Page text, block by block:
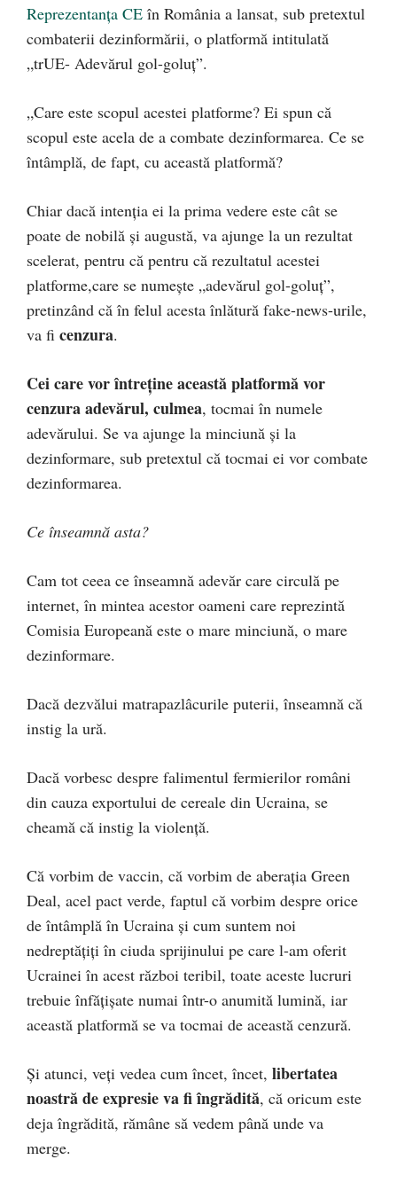
Reprezentanța CE în România a lansat, sub pretextul
combaterii dezinformării, o platformă intitulată
„trUE- Adevărul gol-goluț”.
„Care este scopul acestei platforme? Ei spun că
scopul este acela de a combate dezinformarea. Ce se
întâmplă, de fapt, cu această platformă?
Chiar dacă intenția ei la prima vedere este cât se
poate de nobilă și augustă, va ajunge la un rezultat
scelerat, pentru că pentru că rezultatul acestei
platforme,care se numește „adevărul gol-goluț”,
pretinzând că în felul acesta înlătură fake-news-urile,
va fi cenzura.
Cei care vor întreține această platformă vor
cenzura adevărul, culmea, tocmai în numele
adevărului. Se va ajunge la minciună și la
dezinformare, sub pretextul că tocmai ei vor combate
dezinformarea.
Ce înseamnă asta?
Cam tot ceea ce înseamnă adevăr care circulă pe
internet, în mintea acestor oameni care reprezintă
Comisia Europeană este o mare minciună, o mare
dezinformare.
Dacă dezvălui matrapazlâcurile puterii, înseamnă că
instig la ură.
Dacă vorbesc despre falimentul fermierilor români
din cauza exportului de cereale din Ucraina, se
cheamă că instig la violență.
Că vorbim de vaccin, că vorbim de aberația Green
Deal, acel pact verde, faptul că vorbim despre orice
de întâmplă în Ucraina și cum suntem noi
nedreptățiți în ciuda sprijinului pe care l-am oferit
Ucrainei în acest război teribil, toate aceste lucruri
trebuie înfățișate numai într-o anumită lumină, iar
această platformă se va tocmai de această cenzură.
Și atunci, veți vedea cum încet, încet, libertatea
noastră de expresie va fi îngrădită, că oricum este
deja îngrădită, rămâne să vedem până unde va
merge.